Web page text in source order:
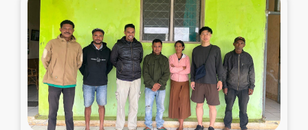
スリランカの南北女性をつなぐサリー・リサイクル・プロ
ジェクト
復興支援事業
民際教育事業